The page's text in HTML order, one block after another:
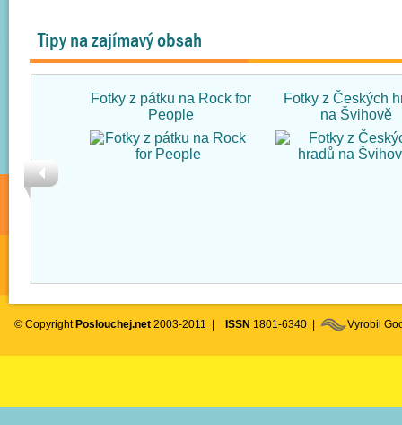
Tipy na zajímavý obsah
Fotky z pátku na Rock for
People
Fotky z Českých
na Švihově
© Copyright Poslouchej.net 2003-2011 | ISSN 1801-6340 | Vyrobil